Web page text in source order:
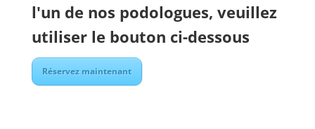
l'un de nos podologues, veuillez
utiliser le bouton ci-dessous
Réservez maintenant